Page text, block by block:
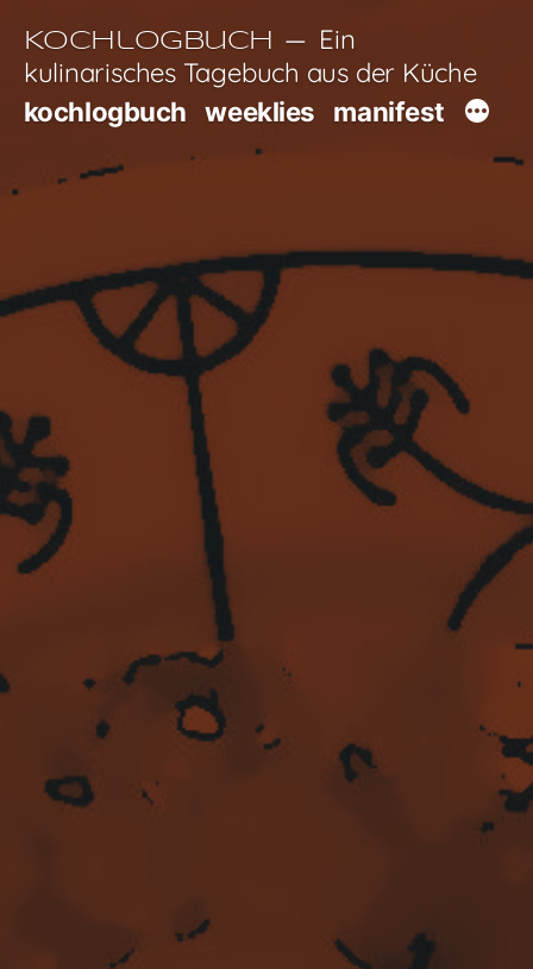
Inhalt
springen
Kochlogbuch
Ein
kulinarisches Tagebuch aus der Küche
kochlogbuch weeklies manifest